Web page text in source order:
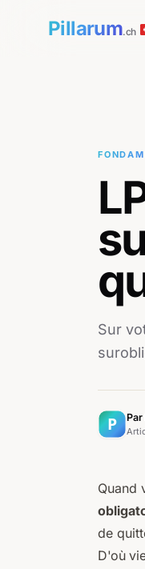
Pillarum.ch
Sur
Quand
de
D'où